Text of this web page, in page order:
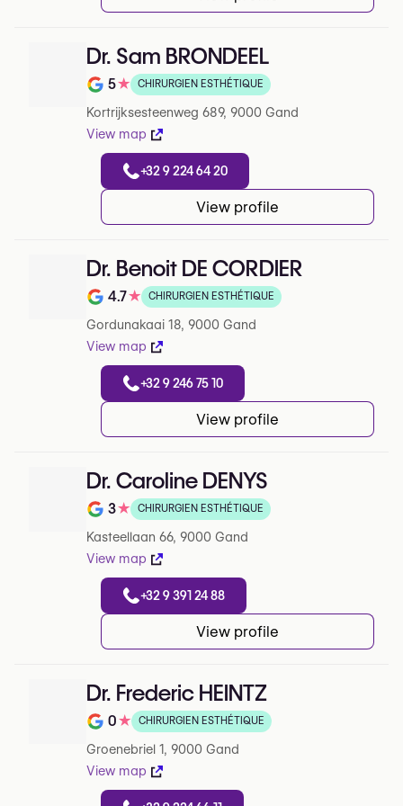
Dr. Sam BRONDEEL
Note de 5 sur 5 sur Google
5★ CHIRURGIEN ESTHÉTIQUE
Kortrijksesteenweg 689, 9000 Gand
View map
+32 9 224 64 20
View profile
Dr. Benoit DE CORDIER
Note de 4.7 sur 5 sur Google
4.7★ CHIRURGIEN ESTHÉTIQUE
Gordunakaai 18, 9000 Gand
View map
+32 9 246 75 10
View profile
Dr. Caroline DENYS
Note de 3 sur 5 sur Google
3★ CHIRURGIEN ESTHÉTIQUE
Kasteellaan 66, 9000 Gand
View map
+32 9 391 24 88
View profile
Dr. Frederic HEINTZ
Note de 0 sur 5 sur Google
0★ CHIRURGIEN ESTHÉTIQUE
Groenebriel 1, 9000 Gand
View map